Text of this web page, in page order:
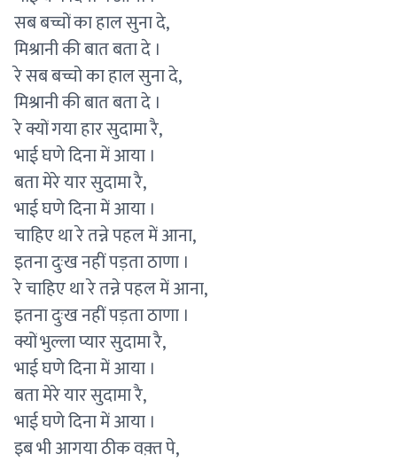
सब बच्चों का हाल सुना दे,
मिश्रानी की बात बता दे ।
रे सब बच्चो का हाल सुना दे,
मिश्रानी की बात बता दे ।
रे क्यों गया हार सुदामा रै,
भाई घणे दिना में आया ।
बता मेरे यार सुदामा रै,
भाई घणे दिना में आया ।
चाहिए था रे तन्ने पहल में आना,
इतना दुःख नहीं पड़ता ठाणा ।
रे चाहिए था रे तन्ने पहल में आना,
इतना दुःख नहीं पड़ता ठाणा ।
क्यों भुल्ला प्यार सुदामा रै,
भाई घणे दिना में आया ।
बता मेरे यार सुदामा रै,
भाई घणे दिना में आया ।
इब भी आगया ठीक वक़्त पे,